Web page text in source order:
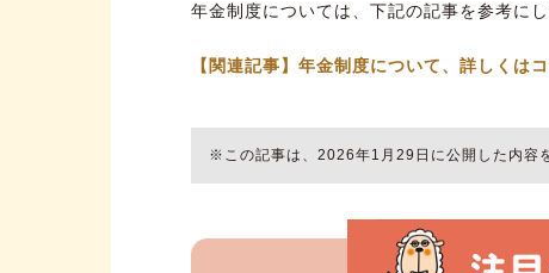
年金制度については、下記の記事を参考にし
【関連記事】年金制度について、詳しくは
※この記事は、2026年1月29日に公開した内容